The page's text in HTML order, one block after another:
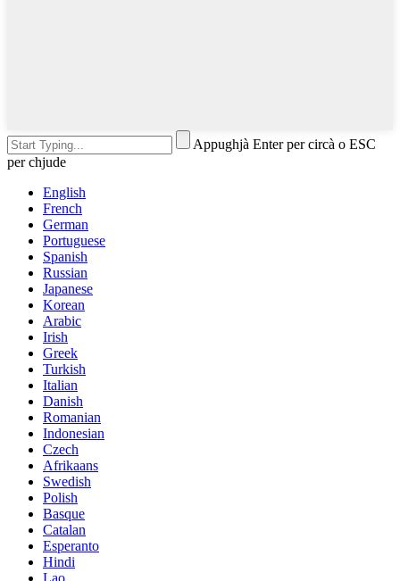
Appughjà Enter per circà o ESC
per chjude
English
French
German
Portuguese
Spanish
Russian
Japanese
Korean
Arabic
Irish
Greek
Turkish
Italian
Danish
Romanian
Indonesian
Czech
Afrikaans
Swedish
Polish
Basque
Catalan
Esperanto
Hindi
Lao